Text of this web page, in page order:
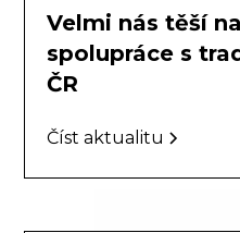
Velmi nás těší
spolupráce s
ČR
Číst aktualitu